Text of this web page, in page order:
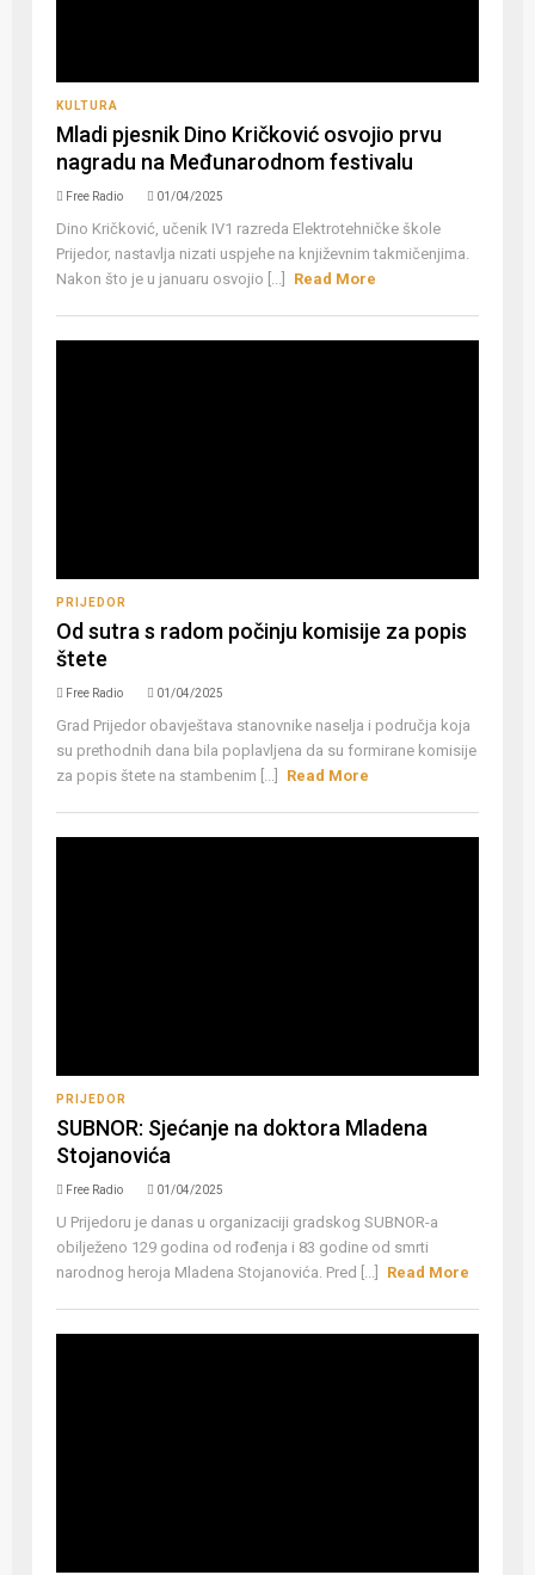
KULTURA
Mladi pjesnik Dino Kričković osvojio prvu
nagradu na Međunarodnom festivalu
Free Radio 01/04/2025
Dino Kričković, učenik IV1 razreda Elektrotehničke škole
Prijedor, nastavlja nizati uspjehe na književnim takmičenjima.
Nakon što je u januaru osvojio [...]
Read More
PRIJEDOR
Od sutra s radom počinju komisije za popis
štete
Free Radio 01/04/2025
Grad Prijedor obavještava stanovnike naselja i područja koja
su prethodnih dana bila poplavljena da su formirane komisije
za popis štete na stambenim [...]
Read More
PRIJEDOR
SUBNOR: Sjećanje na doktora Mladena
Stojanovića
Free Radio 01/04/2025
U Prijedoru je danas u organizaciji gradskog SUBNOR-a
obilježeno 129 godina od rođenja i 83 godine od smrti
narodnog heroja Mladena Stojanovića. Pred [...]
Read More